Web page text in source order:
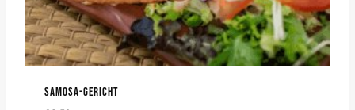
SAMOSA-GERICHT